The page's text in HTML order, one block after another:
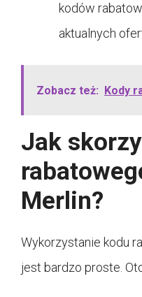
kodów
aktualnych
Zobacz też: Kody
Jak
Merlin?
Wykorzystanie kodu
jest bardzo proste.